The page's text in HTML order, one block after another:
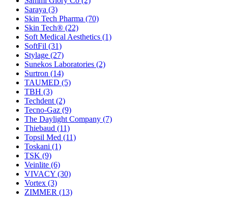
Saraya (3)
Skin Tech Pharma (70)
Skin Tech® (22)
Soft Medical Aesthetics (1)
SoftFil (31)
Stylage (27)
Sunekos Laboratories (2)
Surtron (14)
TAUMED (5)
TBH (3)
Techdent (2)
Tecno-Gaz (9)
The Daylight Company (7)
Thiebaud (11)
Topsil Med (11)
Toskani (1)
TSK (9)
Veinlite (6)
VIVACY (30)
Vortex (3)
ZIMMER (13)